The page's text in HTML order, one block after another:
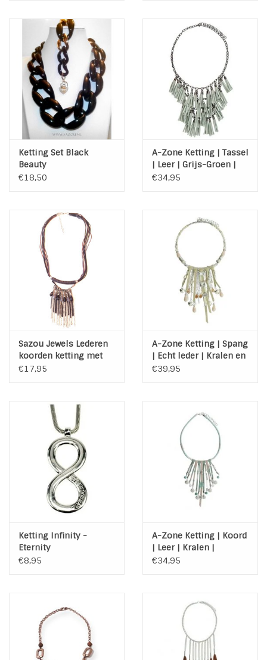
Ketting Set Black
Beauty
€18,50
A-Zone Ketting | Tassel
| Leer | Grijs-Groen |
Vintage Look
€34,95
Sazou Jewels Lederen
koorden ketting met
elementen
€17,95
A-Zone Ketting | Spang
| Echt leder | Kralen en
bedels
€39,95
Ketting Infinity -
Eternity
€8,95
A-Zone Ketting | Koord
| Leer | Kralen |
Muntjes | Turquoise
€34,95